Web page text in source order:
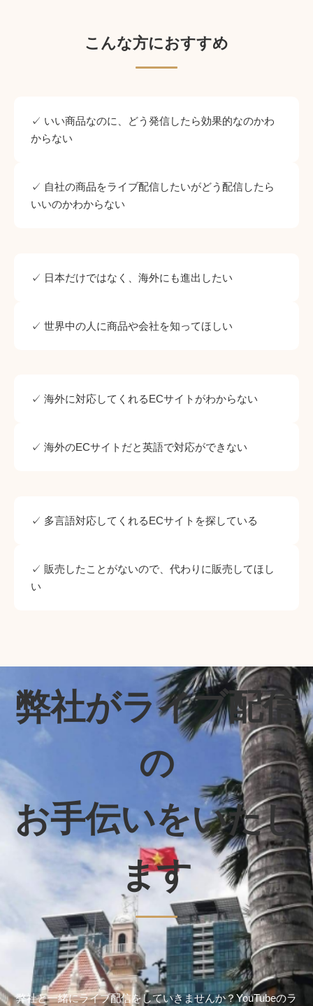
こんな方におすすめ
✓ いい商品なのに、どう発信したら効果的なのかわ
からない
✓ 自社の商品をライブ配信したいがどう配信したら
いいのかわからない
✓ 日本だけではなく、海外にも進出したい
✓ 世界中の人に商品や会社を知ってほしい
✓ 海外に対応してくれるECサイトがわからない
✓ 海外のECサイトだと英語で対応ができない
✓ 多言語対応してくれるECサイトを探している
✓ 販売したことがないので、代わりに販売してほし
い
弊社がライブ配信
の
お手伝いをいたし
ます
弊社と一緒にライブ配信をしていきませんか？YouTubeのラ